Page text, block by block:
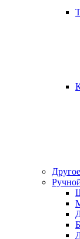
Другое